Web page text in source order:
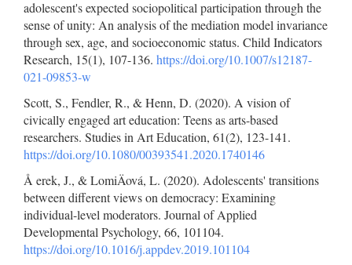
adolescent's expected sociopolitical participation through the
sense of unity: An analysis of the mediation model invariance
through sex, age, and socioeconomic status. Child Indicators
Research, 15(1), 107-136. https://doi.org/10.1007/s12187-
021-09853-w
Scott, S., Fendler, R., & Henn, D. (2020). A vision of
civically engaged art education: Teens as arts-based
researchers. Studies in Art Education, 61(2), 123-141.
https://doi.org/10.1080/00393541.2020.1740146
Å erek, J., & LomiÄová, L. (2020). Adolescents' transitions
between different views on democracy: Examining
individual-level moderators. Journal of Applied
Developmental Psychology, 66, 101104.
https://doi.org/10.1016/j.appdev.2019.101104